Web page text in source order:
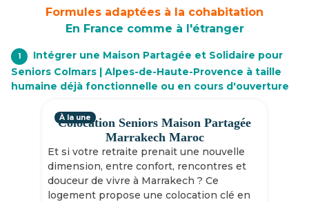
Formules adaptées à la cohabitation
En France comme à l'étranger
1
Intégrer une Maison Partagée et Solidaire pour
Seniors Colmars | Alpes-de-Haute-Provence à taille
humaine déjà fonctionnelle ou en cours d'ouverture
Colocation Seniors Maison Partagée
Marrakech Maroc
Et si votre retraite prenait une nouvelle
dimension, entre confort, rencontres et
douceur de vivre à Marrakech ? Ce
logement propose une colocation clé en
À la une